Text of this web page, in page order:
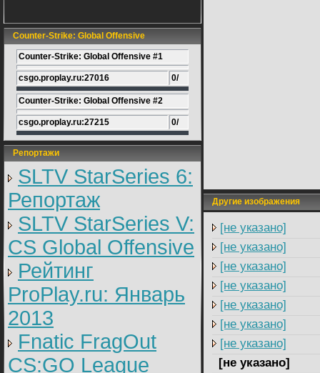
Counter-Strike: Global Offensive
Counter-Strike: Global Offensive #1
csgo.proplay.ru:27016 0/
Counter-Strike: Global Offensive #2
csgo.proplay.ru:27215 0/
Репортажи
SLTV StarSeries 6:
Репортаж
SLTV StarSeries V:
CS Global Offensive
Рейтинг
ProPlay.ru: Январь
2013
Fnatic FragOut
CS:GO League
Другие изображения
[не указано]
[не указано]
[не указано]
[не указано]
[не указано]
[не указано]
[не указано]
[не указано]